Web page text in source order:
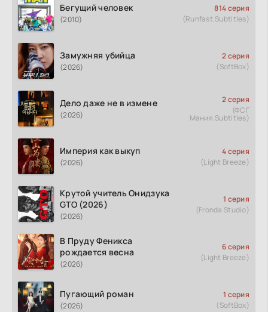
Бегущий человек
(2010)
814 серия
(Runfast.Subtitles)
Замужняя убийца
(2026)
2 серия
(SoftBox)
Дело даже не в измене
(2026)
2 серия
(ФСГ
Мания.Subtitles)
Империя как выкуп
(2026)
4 серия
(Light Breeze)
Крутой учитель Онидзука
GTO (2026)
(2026)
1 серия
(Fronda Studio)
В Пруду Феникса
рождается весна
(2026)
6 серия
(Light Breeze)
Пугающий роман
(2026)
1 серия
(SoftBox)